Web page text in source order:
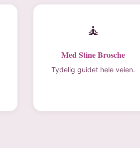
🧘
Med Stine Brosche
Tydelig guidet hele veien.